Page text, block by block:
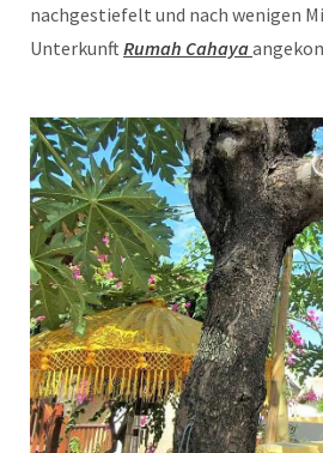
nachgestiefelt und nach wenigen
UnterkunftRumah Cahaya